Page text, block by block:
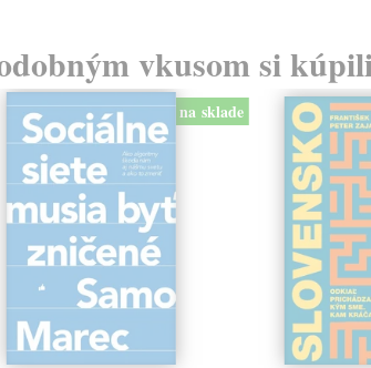
vkusom si
na sklade